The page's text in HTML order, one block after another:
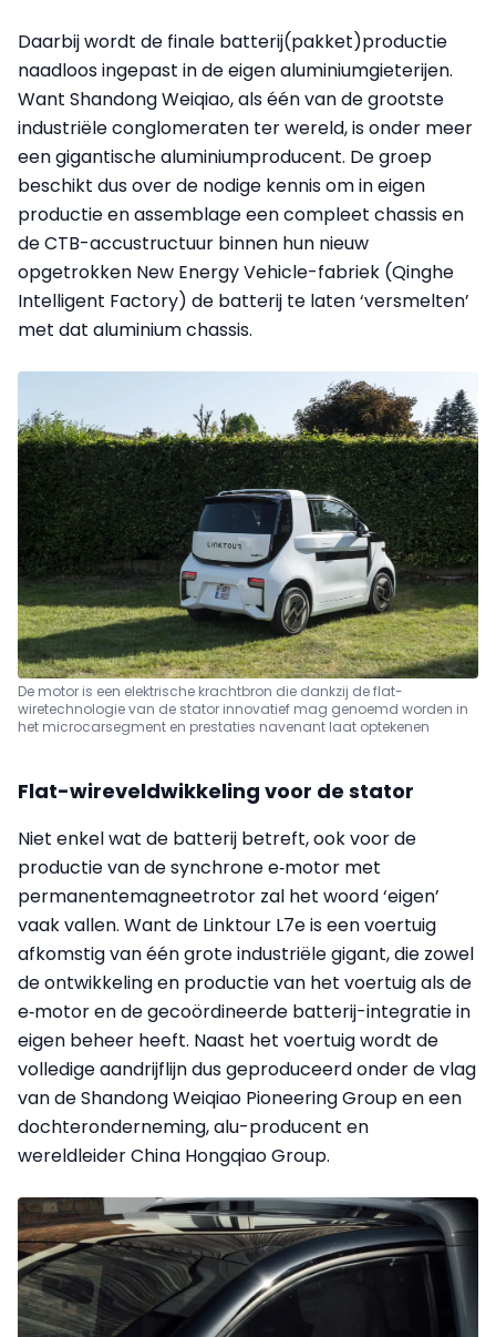
Daarbij wordt de finale batterij(pakket)productie
naadloos ingepast in de eigen aluminiumgieterijen.
Want Shandong Weiqiao, als één van de grootste
industriële conglomeraten ter wereld, is onder meer
een gigantische aluminiumproducent. De groep
beschikt dus over de nodige kennis om in eigen
productie en assemblage een compleet chassis en
de CTB-accustructuur binnen hun nieuw
opgetrokken New Energy Vehicle-fabriek (Qinghe
Intelligent Factory) de batterij te laten ‘versmelten’
met dat aluminium chassis.
De motor is een elektrische krachtbron die dankzij de flat-
wiretechnologie van de stator innovatief mag genoemd worden in
het microcarsegment en prestaties navenant laat optekenen
Flat-wireveldwikkeling voor de stator
Niet enkel wat de batterij betreft, ook voor de
productie van de synchrone e‑motor met
permanentemagneetrotor zal het woord ‘eigen’
vaak vallen. Want de Linktour L7e is een voertuig
afkomstig van één grote industriële gigant, die zowel
de ontwikkeling en productie van het voertuig als de
e‑motor en de gecoördineerde batterij-integratie in
eigen beheer heeft. Naast het voertuig wordt de
volledige aandrijflijn dus geproduceerd onder de vlag
van de Shandong Weiqiao Pioneering Group en een
dochteronderneming, alu-producent en
wereldleider China Hongqiao Group.